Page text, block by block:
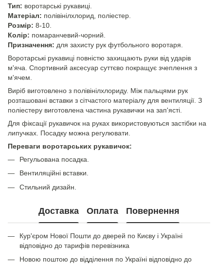
Тип: воротарські рукавиці.
Матеріал: полівінілхлорид, поліестер.
Розмір: 8-10.
Колір: помаранчевий-чорний.
Призначення: для захисту рук футбольного воротаря.
Воротарські рукавиці повністю захищають руки від ударів
м'яча. Спортивний аксесуар суттєво покращує зчеплення з
м'ячем.
Виріб виготовлено з полівінілхлориду. Між пальцями рук
розташовані вставки з сітчастого матеріалу для вентиляції. З
поліестеру виготовлена частина рукавички на зап'ясті.
Для фіксації рукавичок на руках використовуються застібки на
липучках. Посадку можна регулювати.
Переваги воротарських рукавичок:
Регульована посадка.
Вентиляційні вставки.
Стильний дизайн.
Доставка Оплата Повернення
Кур'єром Нової Пошти до дверей по Києву і Україні
відповідно до тарифів перевізника
Новою поштою до відділення по Україні відповідно до